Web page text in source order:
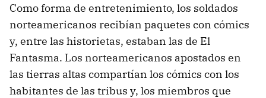
Como forma de entretenimiento, los soldados
norteamericanos recibían paquetes con cómics
y, entre las historietas, estaban las de El
Fantasma. Los norteamericanos apostados en
las tierras altas compartían los cómics con los
habitantes de las tribus y, los miembros que